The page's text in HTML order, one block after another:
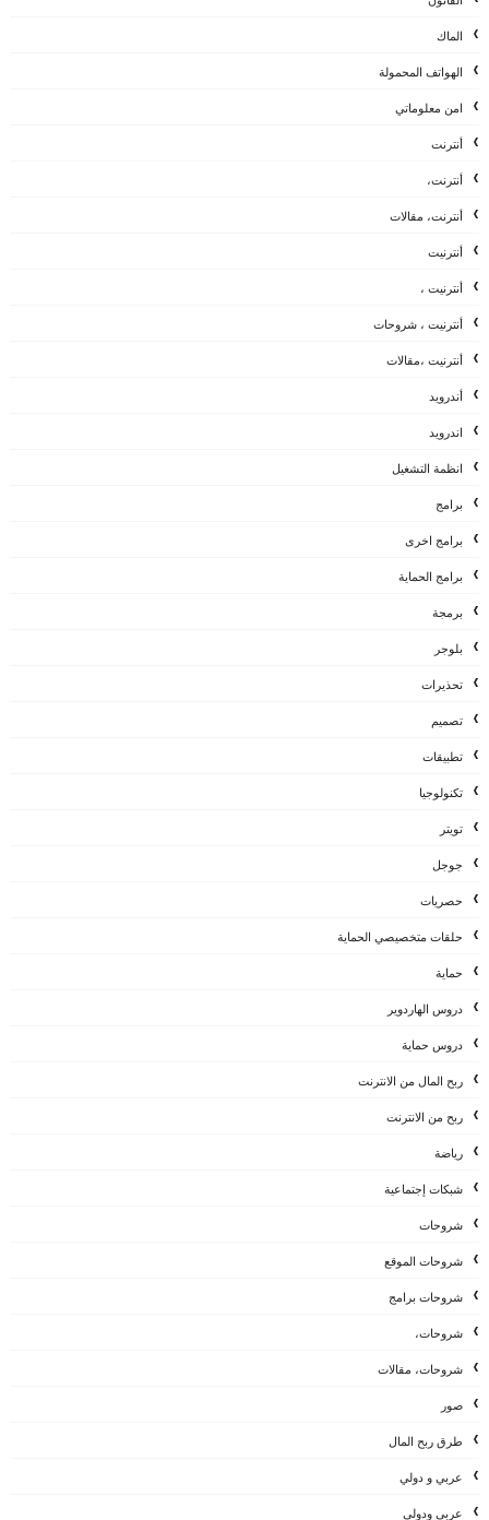
الماك
الهواتف المحمولة
امن معلوماتي
أنترنت
أنترنت،
أنترنت، مقالات
أنترنيت
أنترنيت ،
أنترنيت ، شروحات
أنترنيت ،مقالات
أندرويد
اندرويد
انظمة التشغيل
برامج
برامج اخرى
برامج الحماية
برمجة
بلوجر
تحذيرات
تصميم
تطبيقات
تكنولوجيا
تويتر
جوجل
حصريات
حلقات متخصيصي الحماية
حماية
دروس الهاردوير
دروس حماية
ربح المال من الانترنت
ربح من الانترنت
رياضة
شبكات إجتماعية
شروحات
شروحات الموقع
شروحات برامج
شروحات،
شروحات، مقالات
صور
طرق ربح المال
عربي و دولي
عربي ودولي